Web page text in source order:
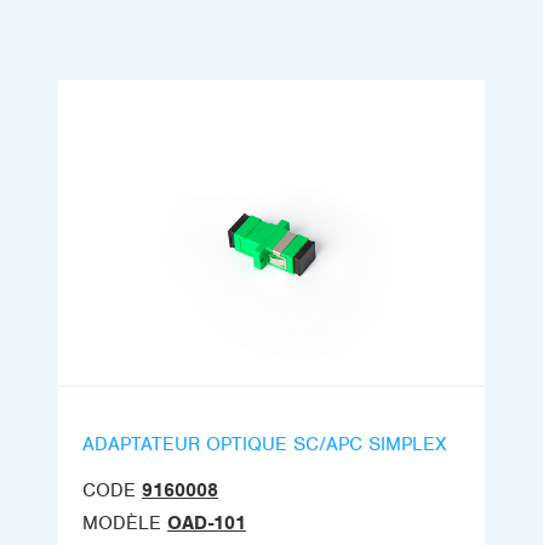
ADAPTATEUR OPTIQUE SC/APC SIMPLEX
CODE 9160008
MODÈLE OAD-101